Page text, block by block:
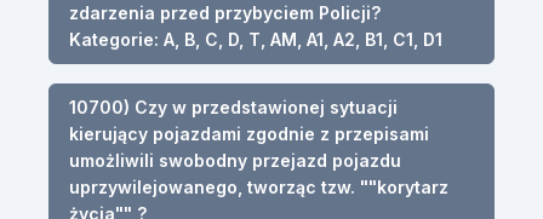
zdarzenia przed przybyciem Policji?
Kategorie: A, B, C, D, T, AM, A1, A2, B1, C1, D1
10700) Czy w przedstawionej sytuacji
kierujący pojazdami zgodnie z przepisami
umożliwili swobodny przejazd pojazdu
uprzywilejowanego, tworząc tzw. ""korytarz
życia"" ?